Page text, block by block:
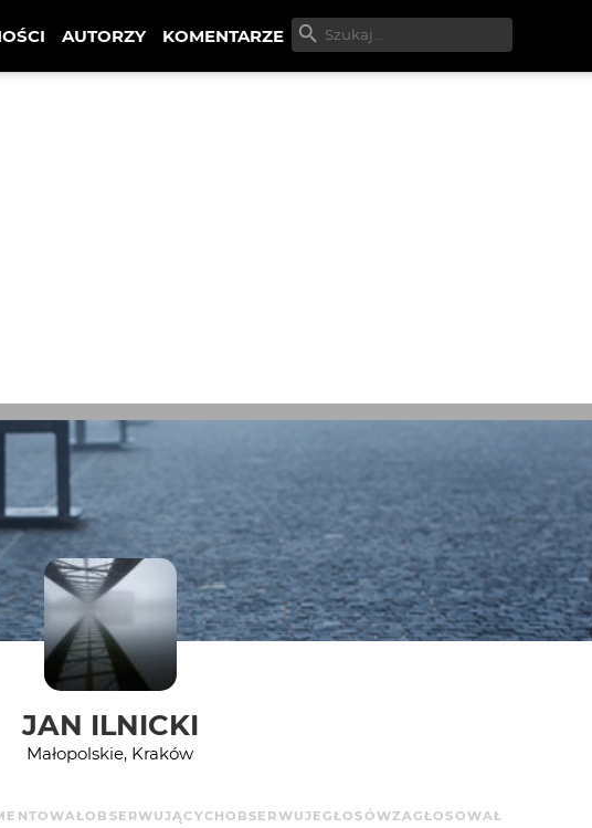
AUTORZY KOMENTARZE
JAN ILNICKI
Małopolskie, Kraków
OBSERWUJĄCYCHOBSERWUJEGŁOSÓWZAGŁOSOWAŁ